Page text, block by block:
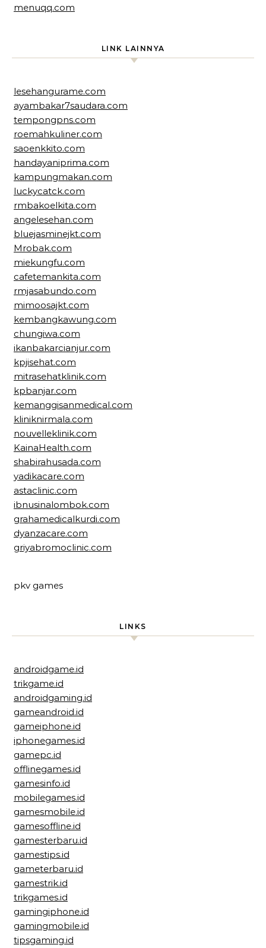
menuqq.com
LINK LAINNYA
lesehangurame.com
ayambakar7saudara.com
tempongpns.com
roemahkuliner.com
saoenkkito.com
handayaniprima.com
kampungmakan.com
luckycatck.com
rmbakoelkita.com
angelesehan.com
bluejasminejkt.com
Mrobak.com
miekungfu.com
cafetemankita.com
rmjasabundo.com
mimoosajkt.com
kembangkawung.com
chungiwa.com
ikanbakarcianjur.com
kpjisehat.com
mitrasehatklinik.com
kpbanjar.com
kemanggisanmedical.com
kliniknirmala.com
nouvelleklinik.com
KainaHealth.com
shabirahusada.com
yadikacare.com
astaclinic.com
ibnusinalombok.com
grahamedicalkurdi.com
dyanzacare.com
griyabromoclinic.com
pkv games
LINKS
androidgame.id
trikgame.id
androidgaming.id
gameandroid.id
gameiphone.id
iphonegames.id
gamepc.id
offlinegames.id
gamesinfo.id
mobilegames.id
gamesmobile.id
gamesoffline.id
gamesterbaru.id
gamestips.id
gameterbaru.id
gamestrik.id
trikgames.id
gamingiphone.id
gamingmobile.id
tipsgaming.id